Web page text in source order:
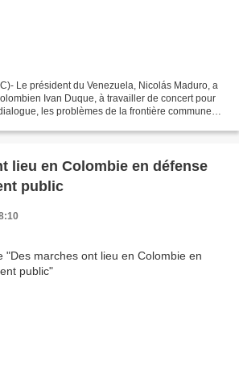
Le président du Venezuela, Nicolás Maduro, a
Ivan Duque, à travailler de concert pour
les problèmes de la frontière commune
lieu en Colombie en défense
public